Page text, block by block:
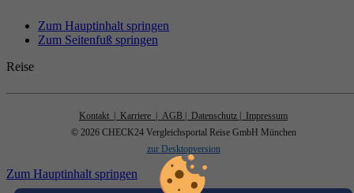
Zum Hauptinhalt springen
Zum Seitenfuß springen
Reise
Kontakt | Karriere | AGB | Datenschutz
| Impressum
© 2026 CHECK24 Vergleichsportal Reise GmbH München
zur Desktopversion
Zum Hauptinhalt springen